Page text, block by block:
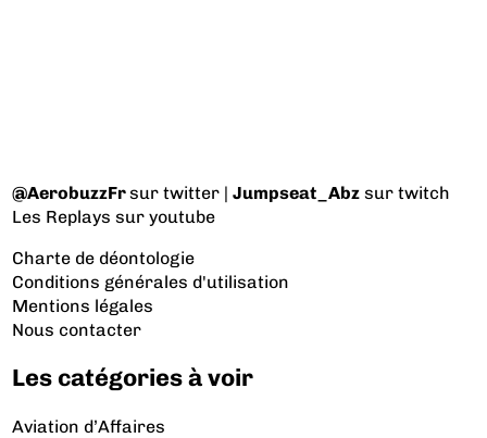
@AerobuzzFrsur twitter |Jumpseat_Abz sur twitch
Les Replays sur youtube
Charte de déontologie
Conditions générales d'utilisation
Mentions légales
Nous contacter
Les catégories à voir
Aviation d’Affaires